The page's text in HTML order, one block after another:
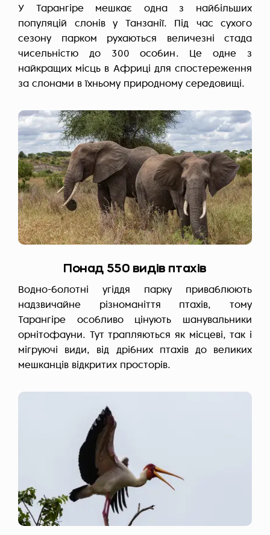
У Тарангіре мешкає одна з найбільших
популяцій слонів у Танзанії. Під час сухого
сезону парком рухаються величезні стада
чисельністю до 300 особин. Це одне з
найкращих місць в Африці для спостереження
за слонами в їхньому природному середовищі.
Понад 550 видів птахів
Водно-болотні угіддя парку приваблюють
надзвичайне різноманіття птахів, тому
Тарангіре особливо цінують шанувальники
орнітофауни. Тут трапляються як місцеві, так і
мігруючі види, від дрібних птахів до великих
мешканців відкритих просторів.